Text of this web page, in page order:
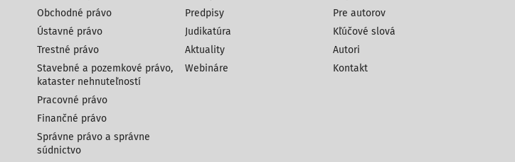
Obchodné právo
Ústavné právo
Trestné právo
Stavebné a pozemkové právo,
kataster nehnuteľností
Pracovné právo
Finančné právo
Správne právo a správne
súdnictvo
Predpisy
Judikatúra
Aktuality
Webináre
Pre autorov
Kľúčové slová
Autori
Kontakt